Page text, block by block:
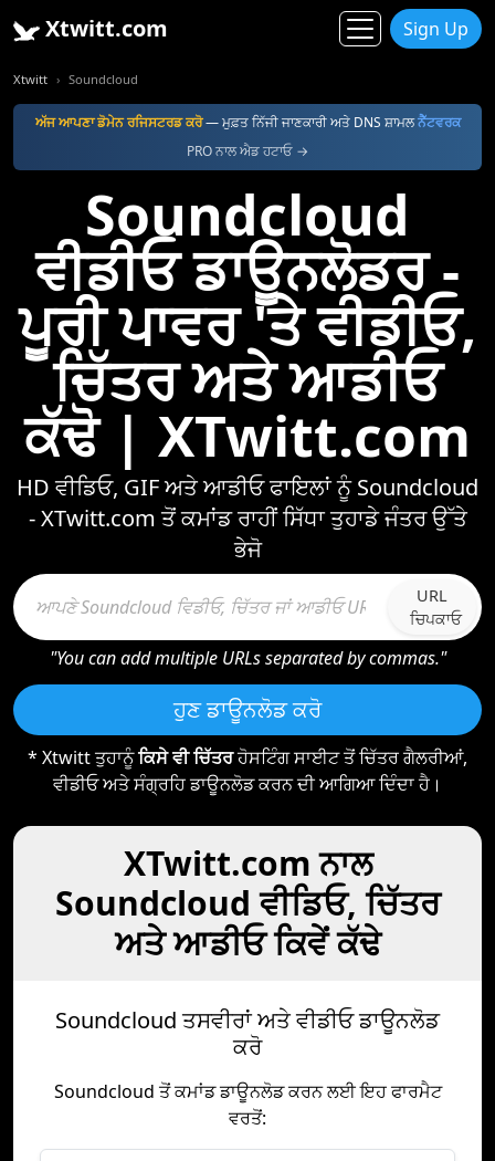
Xtwitt.com Sign Up
Xtwitt Soundcloud
ਅੱਜ ਆਪਣਾ ਡੋਮੇਨ ਰਜਿਸਟਰਡ ਕਰੋ— ਮੁਫ਼ਤ ਨਿੱਜੀ ਜਾਣਕਾਰੀ ਅਤੇ DNS ਸ਼ਾਮਲਨੈੱਟਵਰਕ
PRO ਨਾਲ ਐਡ ਹਟਾਓ →
Soundcloud
ਵੀਡੀਓ ਡਾਊਨਲੋਡਰ -
ਪੂਰੀ ਪਾਵਰ 'ਤੇ ਵੀਡੀਓ,
ਚਿੱਤਰ ਅਤੇ ਆਡੀਓ
ਕੱਢੋ | XTwitt.com
HD ਵੀਡਿਓ, GIF ਅਤੇ ਆਡੀਓ ਫਾਇਲਾਂ ਨੂੰ Soundcloud
- XTwitt.com ਤੋਂ ਕਮਾਂਡ ਰਾਹੀਂ ਸਿੱਧਾ ਤੁਹਾਡੇ ਜੰਤਰ ਉੱਤੇ
ਭੇਜੋ
URL
ਚਿਪਕਾਓ
"You can add multiple URLs separated by commas."
ਹੁਣ ਡਾਊਨਲੋਡ ਕਰੋ
* Xtwitt ਤੁਹਾਨੂੰਕਿਸੇ ਵੀ ਚਿੱਤਰਹੋਸਟਿੰਗ ਸਾਈਟ ਤੋਂ ਚਿੱਤਰ ਗੈਲਰੀਆਂ,
ਵੀਡੀਓ ਅਤੇ ਸੰਗ੍ਰਹਿ ਡਾਊਨਲੋਡ ਕਰਨ ਦੀ ਆਗਿਆ ਦਿੰਦਾ ਹੈ।
XTwitt.com ਨਾਲ
Soundcloud ਵੀਡਿਓ, ਚਿੱਤਰ
ਅਤੇ ਆਡੀਓ ਕਿਵੇਂ ਕੱਢੇ
Soundcloud ਤਸਵੀਰਾਂ ਅਤੇ ਵੀਡੀਓ ਡਾਊਨਲੋਡ
ਕਰੋ
Soundcloud ਤੋਂ ਕਮਾਂਡ ਡਾਊਨਲੋਡ ਕਰਨ ਲਈ ਇਹ ਫਾਰਮੈਟ
ਵਰਤੋਂ: